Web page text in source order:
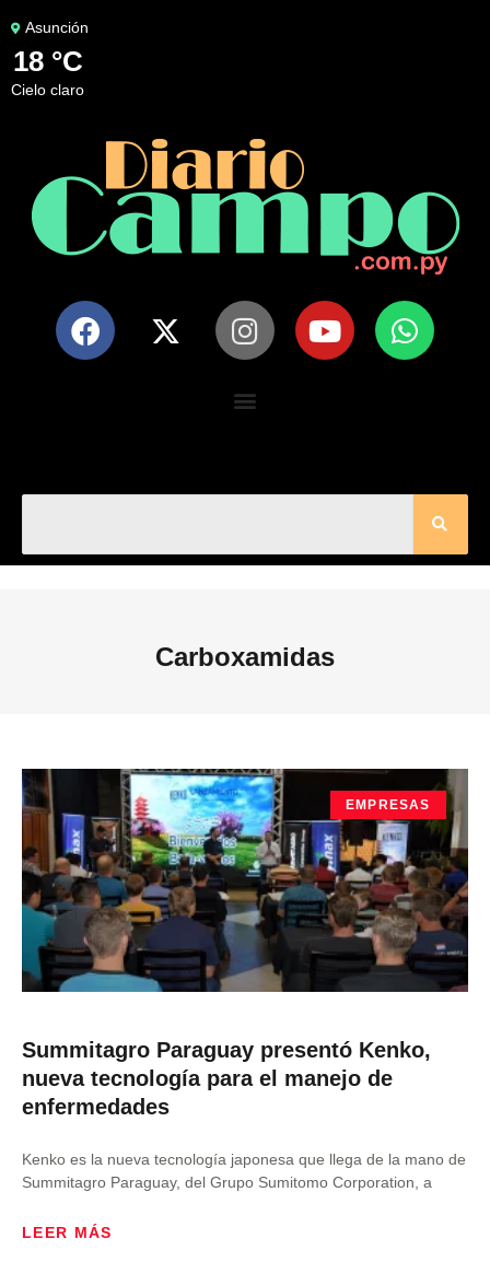
Asunción
18 °C
cielo claro
Carboxamidas
EMPRESAS
Summitagro Paraguay presentó Kenko,
nueva tecnología para el manejo de
enfermedades
Kenko es la nueva tecnología japonesa que llega de la mano de
Summitagro Paraguay, del Grupo Sumitomo Corporation, a
LEER MÁS